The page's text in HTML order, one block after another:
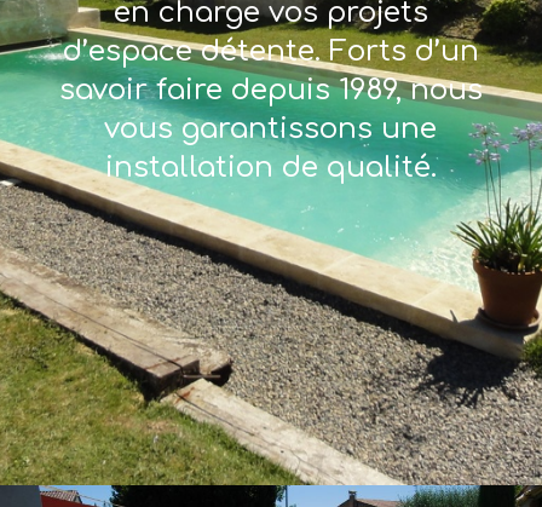
en charge vos projets
d’espace détente. Forts d’un
savoir faire depuis 1989, nous
vous garantissons une
installation de qualité.